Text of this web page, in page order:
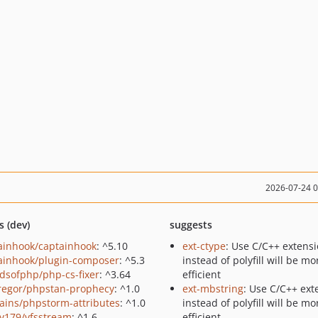
2026-07-24
(dev)
captainhook: ^5.10
plugin-composer: ^5.3
php-cs-fixer: ^3.64
phpstan-prophecy: ^1.0
phpstorm-attributes: ^1.0
suggests
ext-ctype: Use C/C++
instead of polyfill will be
efficient
ext-mbstring: Use C/C++
instead of polyfill will be